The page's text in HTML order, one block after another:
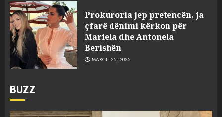
Prokuroria jep pretencën, ja
çfarë dënimi kërkon për
Mariela dhe Antonela
Berishën
MARCH 25, 2025
BUZZ